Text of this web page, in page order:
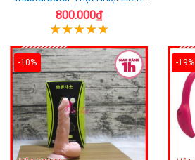
Rung
800.000₫
-10% -19%